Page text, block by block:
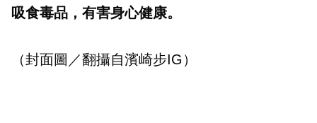
吸食毒品，有害身心健康。
（封面圖／翻攝自濱崎步IG）